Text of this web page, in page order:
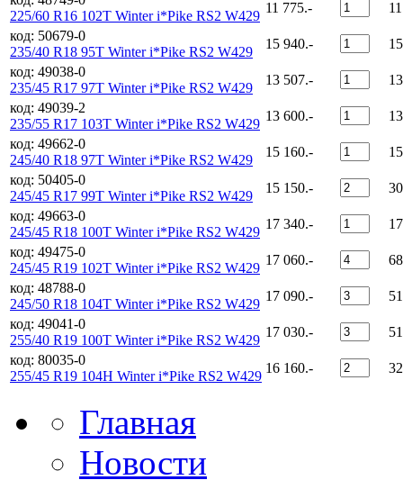
225/60 R16 102T Winter i*Pike RS2 W429
11 775.-
код: 50679-0
235/40 R18 95T Winter i*Pike RS2 W429
15 940.-
код: 49038-0
235/45 R17 97T Winter i*Pike RS2 W429
13 507.-
код: 49039-2
235/55 R17 103T Winter i*Pike RS2 W429
13 600.-
код: 49662-0
245/40 R18 97T Winter i*Pike RS2 W429
15 160.-
код: 50405-0
245/45 R17 99T Winter i*Pike RS2 W429
15 150.-
код: 49663-0
245/45 R18 100T Winter i*Pike RS2 W429
17 340.-
код: 49475-0
245/45 R19 102T Winter i*Pike RS2 W429
17 060.-
код: 48788-0
245/50 R18 104T Winter i*Pike RS2 W429
17 090.-
код: 49041-0
255/40 R19 100T Winter i*Pike RS2 W429
17 030.-
код: 80035-0
255/45 R19 104H Winter i*Pike RS2 W429
16 160.-
Главная
Новости